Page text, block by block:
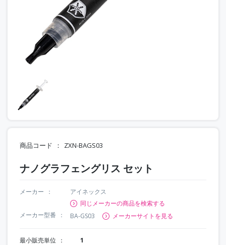
商品コード ZXN-BAGS03
ナノグラフェングリス セット
メーカー
アイネックス
同じメーカーの商品を検索する
メーカー型番
BA-GS03 メーカーサイトを見る
最小販売単位 1